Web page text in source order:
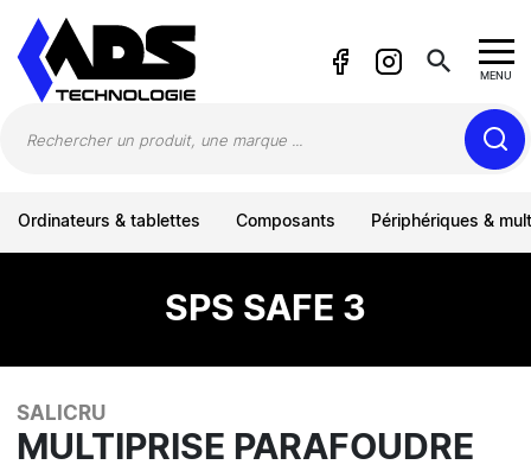
search MENU
Ordinateurs & tablettes Composants Périphériques &
SPS SAFE 3
SALICRU
MULTIPRISE PARAFOUDRE